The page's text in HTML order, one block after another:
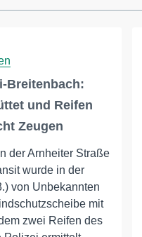
Breitenbach:
und Reifen
Zeugen
der Arnheiter Straße
wurde in der
von Unbekannten
mit
zwei Reifen des